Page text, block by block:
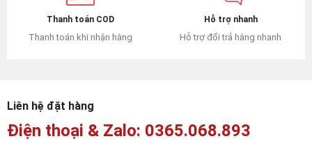
Thanh toán COD
Thanh toán khi nhận hàng
Hỗ trợ nhanh
Hỗ trợ đổi trả hàng nhanh
Liên hệ đặt hàng
Điện thoại & Zalo: 0365.068.893